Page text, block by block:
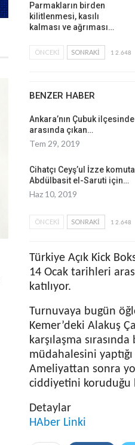
Parmakların birden
kilitlenmesi, kasılı
kalması ve ağrıması…
ÖNCEKI SONRAKI 1 2.648
BENZER HABER
Ankara’nın Çubuk
arasında çıkan…
Tem 29, 2019
Cihatçı Ceyş’ul İzze
Abdülbasit el-Saruti için…
Haz 10, 2019
ÖNCEKI SONRAKI 1 2.648
Türkiye Açık Kick
14 Ocak tarihleri
katılıyor.
Turnuvaya bugün
Kemer’deki Alakuş
karşılaşma
müdahalesini
Ameliyattan sonra
ciddiyetini
Detaylar
HAber Linki